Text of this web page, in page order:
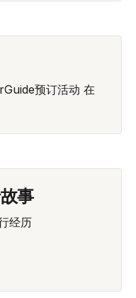
预订活动 在
事
经历